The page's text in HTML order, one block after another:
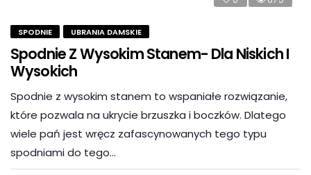
SPODNIE UBRANIA DAMSKIE
Spodnie Z Wysokim Stanem- Dla Niskich I
Wysokich
Spodnie z wysokim stanem to wspaniałe rozwiązanie,
które pozwala na ukrycie brzuszka i boczków. Dlatego
wiele pań jest wręcz zafascynowanych tego typu
spodniami do tego…